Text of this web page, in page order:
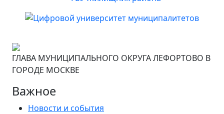
ГЛАВА МУНИЦИПАЛЬНОГО ОКРУГА ЛЕФОРТОВО В
ГОРОДЕ МОСКВЕ
Важное
Новости и события